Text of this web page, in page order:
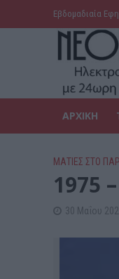
Εβδομαδιαία
ΑΡΧΙΚΗ
ΜΑΤΙΕΣ ΣΤΟ
1975
30 Μαΐου